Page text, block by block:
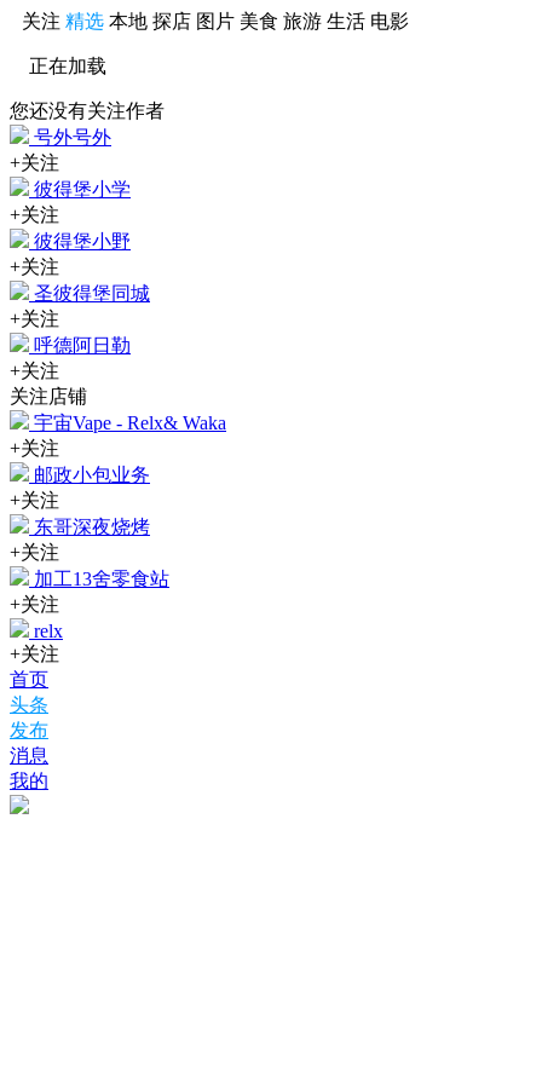
关注 精选 本地 探店 图片 美食 旅游 生活 电影
正在加载
您还没有关注作者
号外号外
+关注
彼得堡小学
+关注
彼得堡小野
+关注
圣彼得堡同城
+关注
呼德阿日勒
+关注
关注店铺
宇宙Vape - Relx& Waka
+关注
邮政小包业务
+关注
东哥深夜烧烤
+关注
加工13舍零食站
+关注
relx
+关注
首页
头条
发布
消息
我的